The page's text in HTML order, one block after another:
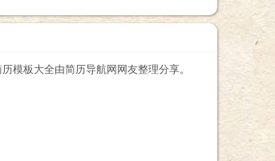
模板大全由简历导航网网友整理分享。